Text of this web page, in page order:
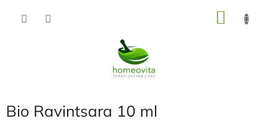
Bio Ravintsara 10 ml